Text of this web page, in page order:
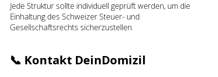
Jede Struktur sollte individuell geprüft werden, um die
Einhaltung des Schweizer Steuer- und
Gesellschaftsrechts sicherzustellen.
📞 Kontakt DeinDomizil